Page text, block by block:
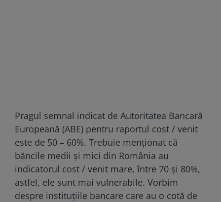
Pragul semnal indicat de Autoritatea Bancară
Europeană (ABE) pentru raportul cost / venit
este de 50 – 60%. Trebuie menționat că
băncile medii și mici din România au
indicatorul cost / venit mare, între 70 și 80%,
astfel, ele sunt mai vulnerabile. Vorbim
despre instituțiile bancare care au o cotă de